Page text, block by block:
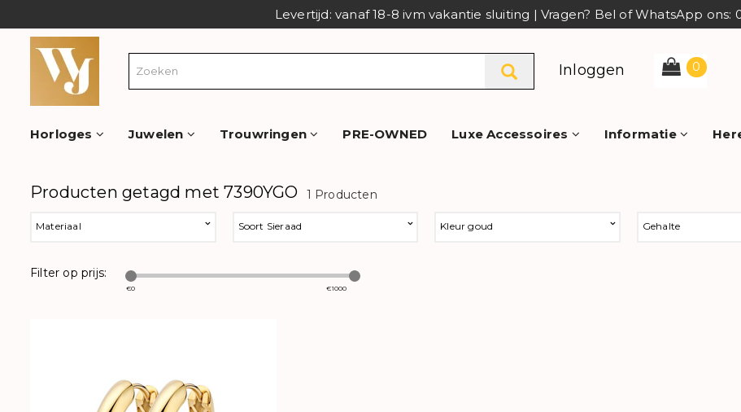
Levertijd: vanaf 18-8 ivm vakantie sluiting | Vragen? Bel of WhatsApp ons:
Inloggen 0
Horloges Juwelen Trouwringen PRE-OWNED Luxe Accessoires Informatie
Producten getagd met 7390YGO 1 Producten
Materiaal Soort Sieraad Kleur goud Gehalte
Filter op prijs:
€0 €1000